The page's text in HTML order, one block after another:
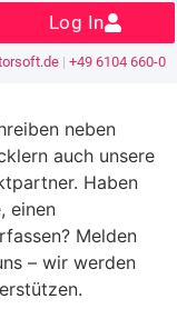
| +49 6104 660-0
Log In
neben
auch unsere
Haben
einen
Melden
– wir werden